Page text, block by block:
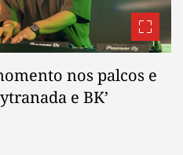
nos palcos e
e BK’